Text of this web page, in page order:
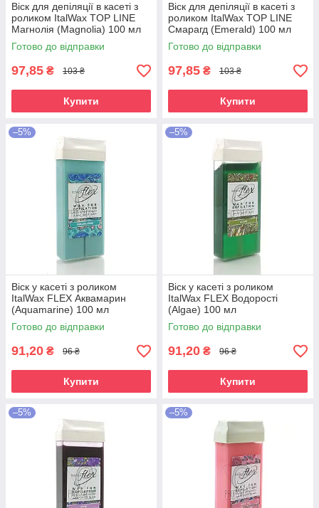
Віск для депіляції в касеті з
роликом ItalWax TOP LINE
Магнолія (Magnolia) 100 мл
Готово до відправки
97,85 ₴ 103 ₴
Купити
Віск для депіляції в касеті з
роликом ItalWax TOP LINE
Смарагд (Emerald) 100 мл
Готово до відправки
97,85 ₴ 103 ₴
Купити
–5%
Віск у касеті з роликом
ItalWax FLEX Аквамарин
(Aquamarine) 100 мл
Готово до відправки
91,20 ₴ 96 ₴
Купити
–5%
Віск у касеті з роликом
ItalWax FLEX Водорості
(Algae) 100 мл
Готово до відправки
91,20 ₴ 96 ₴
Купити
–5% –5%